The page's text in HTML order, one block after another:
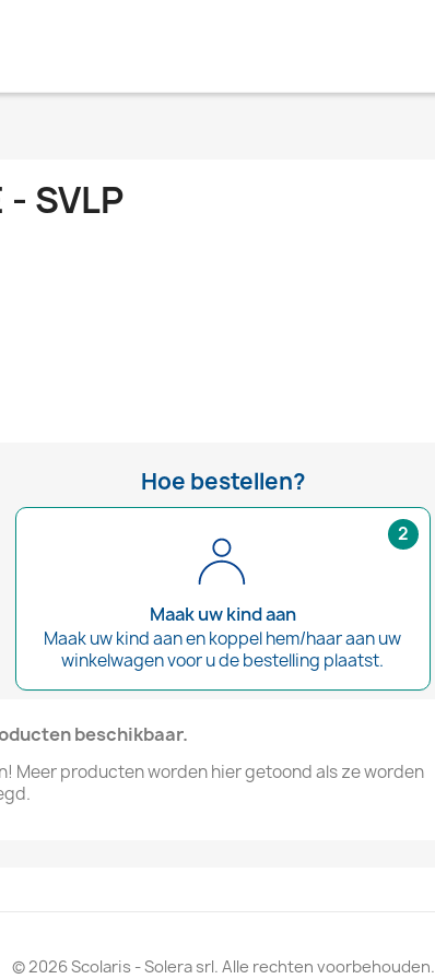
- SVLP
Hoe bestellen?
2
Maak uw kind aan
Maak uw kind aan en koppel hem/haar aan uw
winkelwagen voor u de bestelling plaatst.
beschikbaar.
Meer producten worden hier getoond als ze worden
© 2026 Scolaris - Solera srl. Alle rechten voorbehouden.